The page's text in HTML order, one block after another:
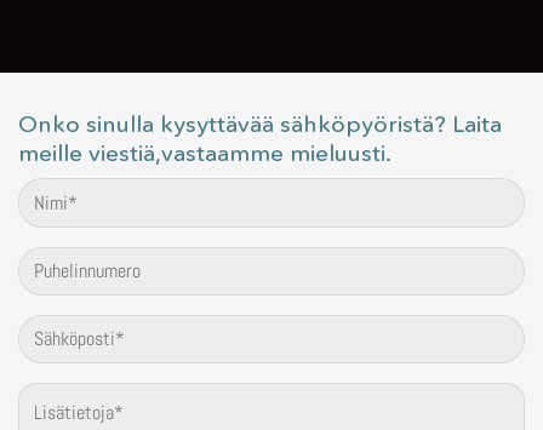
Onko sinulla kysyttävää sähköpyöristä? Laita
meille viestiä,vastaamme mieluusti.